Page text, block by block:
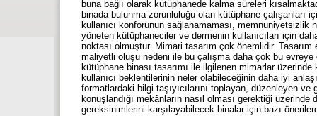
buna bağlı olarak kütüphanede kalma süreleri
binada bulunma zorunluluğu olan kütüphane çalışanları
kullanıcı konforunun sağlanamaması,
yöneten kütüphaneciler ve dermenin kullanıcıları için
noktası olmuştur. Mimari tasarım çok önemlidir.
maliyetli oluşu nedeni ile bu çalışma daha çok bu evreye
kütüphane binası tasarımı ile ilgilenen mimarlar
kullanıcı beklentilerinin neler olabileceğinin daha iyi
formatlardaki bilgi taşıyıcılarını toplayan, düzenleyen
konuşlandığı mekânların nasıl olması gerektiği
gereksinimlerini karşılayabilecek binalar için bazı